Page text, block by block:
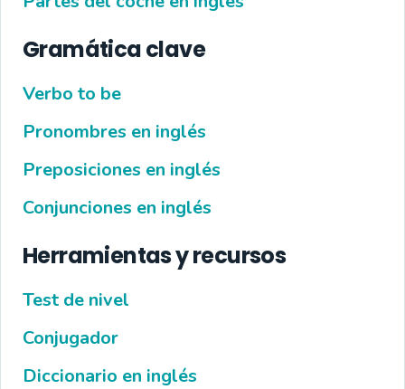
Gramática clave
Verbo to be
Pronombres en inglés
Preposiciones en inglés
Conjunciones en inglés
Herramientas y recursos
Test de nivel
Conjugador
Diccionario en inglés